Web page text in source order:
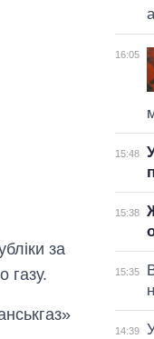
за
газу.
16:05
15:48
15:38
15:35
14:39